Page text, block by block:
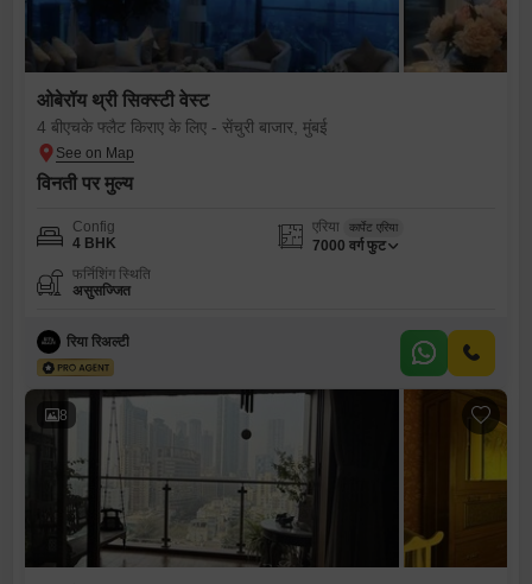
ओबेरॉय थ्री सिक्स्टी वेस्ट
4 बीएचके फ्लैट किराए के लिए - सेंचुरी बाजार, मुंबई
विनती पर मुल्य
Config
4 BHK
एरिया कार्पेट एरिया
7000 वर्ग फुट
फर्निशिंग स्थिति
असुसज्जित
रिया रिअल्टी
8